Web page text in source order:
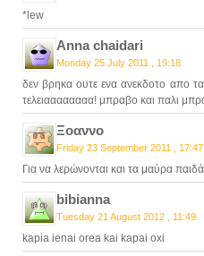
*lew
Anna chaidari
Monday 25 July 2011 , 19:18
δεν βρηκα ουτε ενα ανεκδοτο απο
τελειαααααααα! μπραβο και παλι
Ξοαννο
Friday 23 September 2011 , 17:47
Για να λερώνονται και τα μαύρα
bibianna
Tuesday 21 August 2012 , 11:49
kapia ienai orea kai kapai oxi